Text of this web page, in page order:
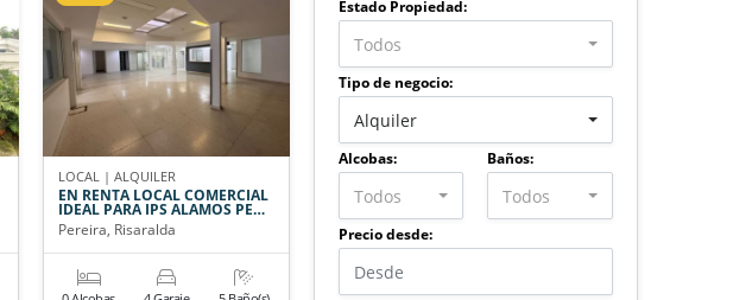
LOCAL | ALQUILER
EN RENTA LOCAL COMERCIAL
IDEAL PARA IPS ALAMOS PE…
Pereira, Risaralda
Estado Propiedad:
Todos
Tipo de negocio:
Alquiler
Alcobas:
Todos
Baños:
Todos
Precio desde: